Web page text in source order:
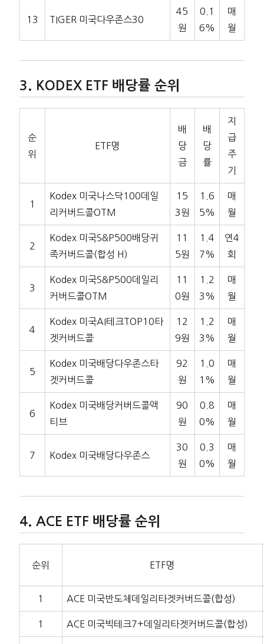
13 TIGER 미국다우존스30
45
원
0.1
6%
매
월
KODEX ETF 배당률 순위
순
위
ETF명
배
당
금
배
당
률
지
급
주
기
1
Kodex 미국나스닥100데일
리커버드콜OTM
15
3원
1.6
5%
매
월
2
Kodex 미국S&P500배당귀
족커버드콜(합성 H)
11
5원
1.4
7%
연4
회
3
Kodex 미국S&P500데일리
커버드콜OTM
11
0원
1.2
3%
매
월
4
Kodex 미국AI테크TOP10타
겟커버드콜
12
9원
1.2
3%
매
월
5
Kodex 미국배당다우존스타
겟커버드콜
92
원
1.0
1%
매
월
6
Kodex 미국배당커버드콜액
티브
90
원
0.8
0%
매
월
7 Kodex 미국배당다우존스
30
원
0.3
0%
매
월
ACE ETF 배당률 순위
순위 ETF명
1 ACE 미국반도체데일리타겟커버드콜(합성)
1 ACE 미국빅테크7+데일리타겟커버드콜(합성)